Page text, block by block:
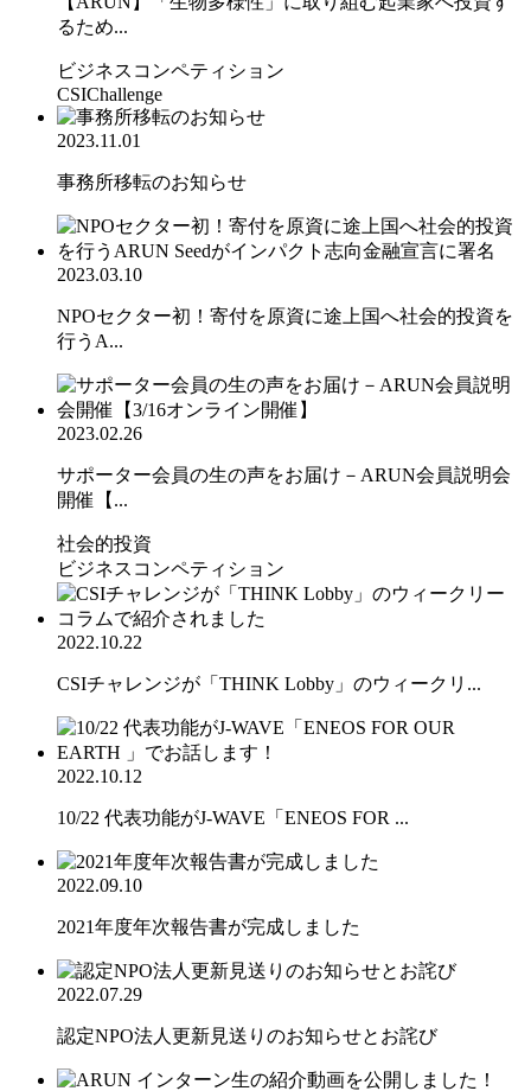
るため...
ビジネスコンペティション
CSIChallenge
2023.11.01
事務所移転のお知らせ
2023.03.10
NPOセクター初！寄付を原資に途上国へ社会的投資を
行うA...
2023.02.26
サポーター会員の生の声をお届け－ARUN会員説明会
開催【...
社会的投資
ビジネスコンペティション
2022.10.22
CSIチャレンジが「THINK Lobby」のウィークリ...
2022.10.12
10/22 代表功能がJ-WAVE「ENEOS FOR ...
2022.09.10
2021年度年次報告書が完成しました
2022.07.29
認定NPO法人更新見送りのお知らせとお詫び